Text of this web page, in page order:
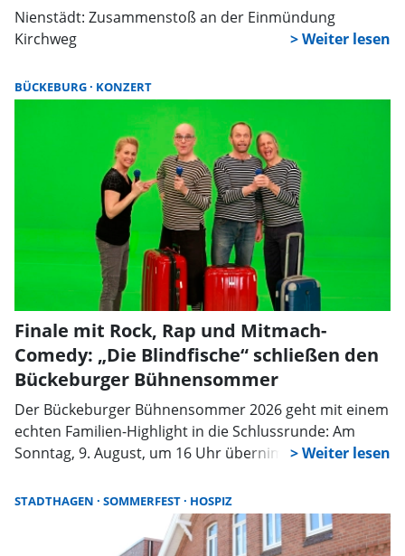
Nienstädt: Zusammenstoß an der Einmündung
Kirchweg
BÜCKEBURG KONZERT
Finale mit Rock, Rap und Mitmach-
Comedy: „Die Blindfische“ schließen den
Bückeburger Bühnensommer
Der Bückeburger Bühnensommer 2026 geht mit einem
echten Familien-Highlight in die Schlussrunde: Am
Sonntag, 9. August, um 16 Uhr übernimmt die Kinder-
Marktplatz in Bückeburg.
STADTHAGEN SOMMERFEST HOSPIZ